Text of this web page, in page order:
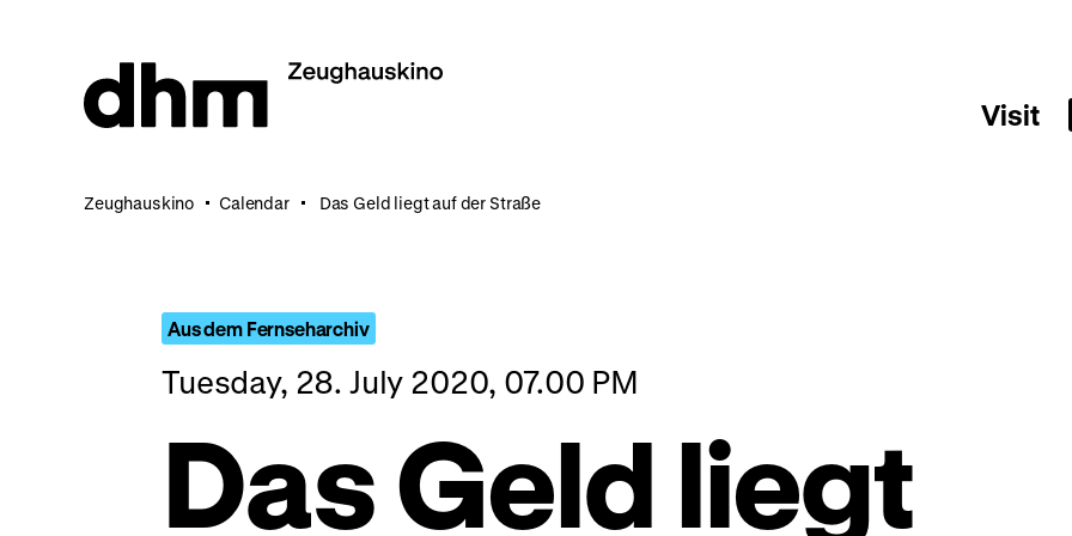
Visit
Zeughauskino Calendar Das Geld liegt auf der Straße
Aus dem Fernseharchiv
Tuesday, 28. July 2020, 07.00 PM
Das Geld liegt